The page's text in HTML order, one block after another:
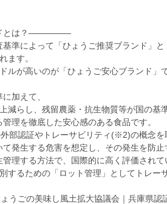
とは？―――――
準によって「ひょうご推奨ブランド」
ます。
ルが高いのが「ひょうご安心ブランド」
加えて、
減らし、残留農薬・抗生物質等が国の基
理を徹底した安心感のある食品です。
部認証やトレーサビリティ(※2)の概念を
発生する危害を想定し、その発生を防
理する方法で、国際的に高く評価されて
するための「ロット管理」としてトレー
ょうごの美味し風土拡大協議会｜兵庫県認